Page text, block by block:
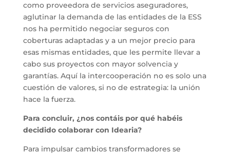
como proveedora de servicios aseguradores,
aglutinar la demanda de las entidades de la ESS
nos ha permitido negociar seguros con
coberturas adaptadas y a un mejor precio para
esas mismas entidades, que les permite llevar a
cabo sus proyectos con mayor solvencia y
garantías. Aquí la intercooperación no es solo una
cuestión de valores, si no de estrategia: la unión
hace la fuerza.
Para concluir, ¿nos contáis por qué habéis
decidido colaborar con Idearia?
Para impulsar cambios transformadores se